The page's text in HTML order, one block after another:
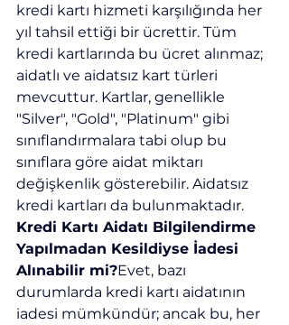
kredi kartı hizmeti karşılığında her
yıl tahsil ettiği bir ücrettir. Tüm
kredi kartlarında bu ücret alınmaz;
aidatlı ve aidatsız kart türleri
mevcuttur. Kartlar, genellikle
"Silver", "Gold", "Platinum" gibi
sınıflandırmalara tabi olup bu
sınıflara göre aidat miktarı
değişkenlik gösterebilir. Aidatsız
kredi kartları da bulunmaktadır.
Kredi Kartı Aidatı Bilgilendirme
Yapılmadan Kesildiyse İadesi
Alınabilir mi?Evet, bazı
durumlarda kredi kartı aidatının
iadesi mümkündür; ancak bu, her